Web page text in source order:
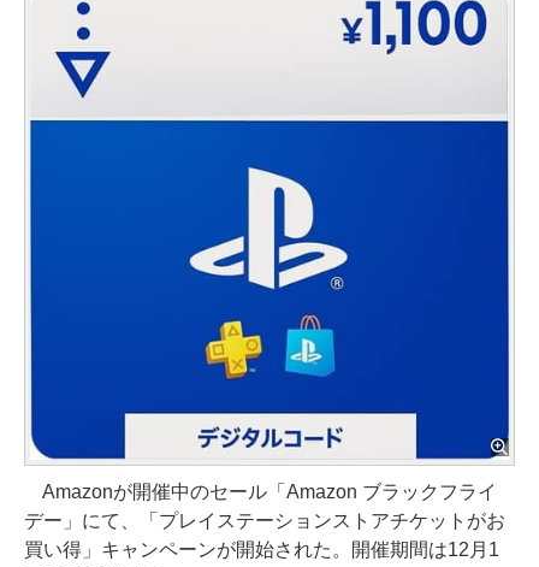
Amazonが開催中のセール「Amazon ブラックフライ
デー」にて、「プレイステーションストアチケットがお
買い得」キャンペーンが開始された。開催期間は12月1